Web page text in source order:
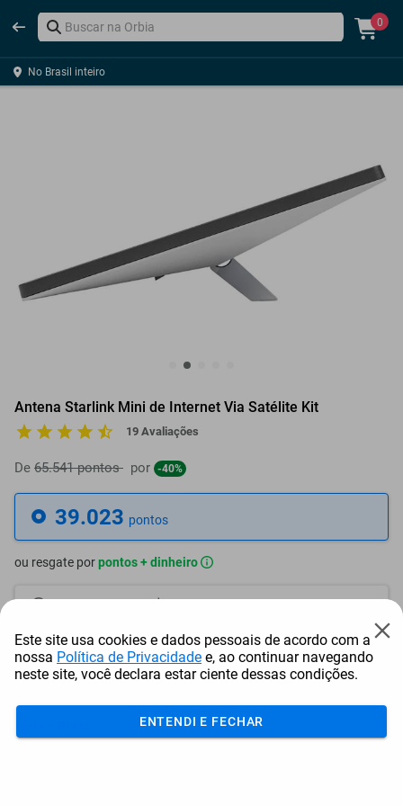
0
No Brasil inteiro
Antena Starlink Mini de Internet Via Satélite Kit
19 Avaliações
De 65.541 pontos por -40%
39.023 pontos
ou resgate porpontos + dinheiro
35.121 + R$ 179,49
33.170 pontos + R$ 269,24
31.219 pontos + R$ 358,98
Este site usa cookies e dados pessoais de acordo com a
nossa Política de Privacidade e, ao continuar navegando
neste site, você declara estar ciente dessas condições.
ENTENDI E FECHAR